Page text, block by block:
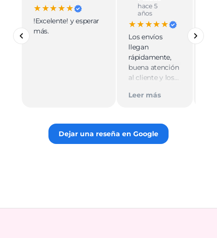
★★★★★
!Excelente! y esperar
más.
hace 5
años
★★★★★
Los envíos
llegan
rápidamente,
buena atención
al cliente y los
discretos.
Leer más
Dejar una reseña en Google